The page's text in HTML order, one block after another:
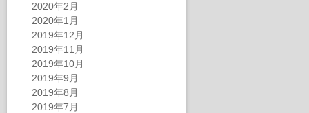
2020年2月
2020年1月
2019年12月
2019年11月
2019年10月
2019年9月
2019年8月
2019年7月